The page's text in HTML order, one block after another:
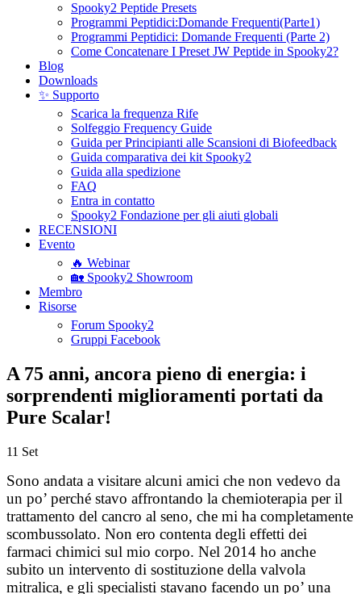
Spooky2 Peptide Presets
Programmi Peptidici:Domande Frequenti(Parte1)
Programmi Peptidici: Domande Frequenti (Parte 2)
Come Concatenare I Preset JW Peptide in Spooky2?
Blog
Downloads
✨ Supporto
Scarica la frequenza Rife
Solfeggio Frequency Guide
Guida per Principianti alle Scansioni di Biofeedback
Guida comparativa dei kit Spooky2
Guida alla spedizione
FAQ
Entra in contatto
Spooky2 Fondazione per gli aiuti globali
RECENSIONI
Evento
🔥 Webinar
🏡 Spooky2 Showroom
Membro
Risorse
Forum Spooky2
Gruppi Facebook
A 75 anni, ancora pieno di energia: i
sorprendenti miglioramenti portati da
Pure Scalar!
11 Set
Sono andata a visitare alcuni amici che non vedevo da
un po’ perché stavo affrontando la chemioterapia per il
trattamento del cancro al seno, che mi ha completamente
scombussolato. Non ero contenta degli effetti dei
farmaci chimici sul mio corpo. Nel 2014 ho anche
subito un intervento di sostituzione della valvola
mitralica, e gli specialisti stavano facendo un po’ una